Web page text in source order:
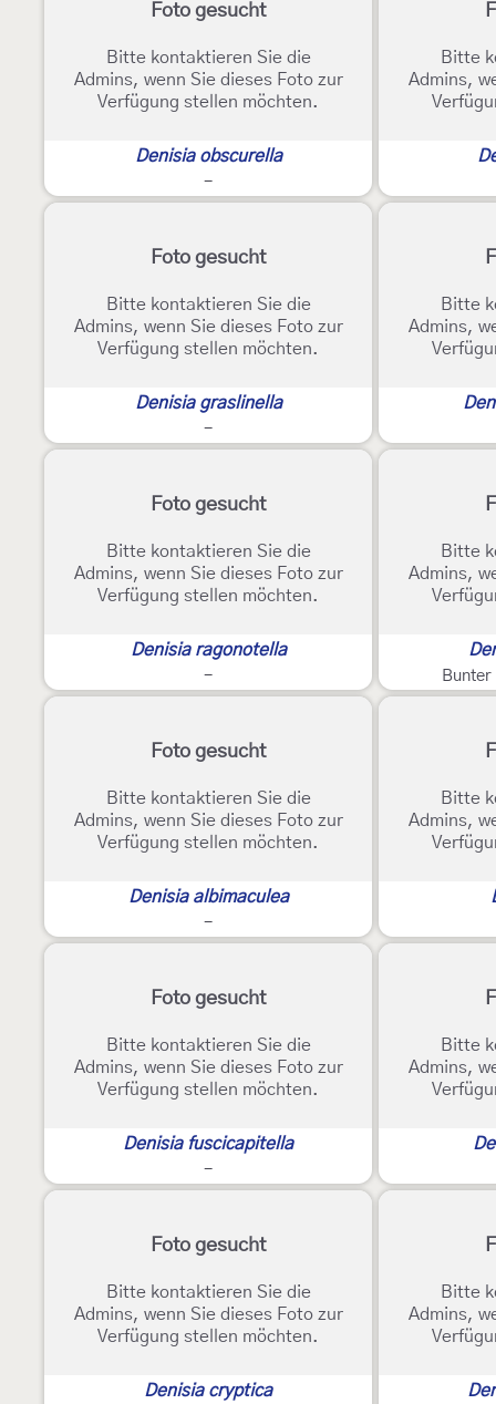
Foto gesucht
Bitte kontaktieren Sie die
Admins, wenn Sie dieses Foto zur
Verfügung stellen möchten.
Denisia obscurella
-
Bitte
Admins,
Foto gesucht
Bitte kontaktieren Sie die
Admins, wenn Sie dieses Foto zur
Verfügung stellen möchten.
Denisia graslinella
-
Bitte
Admins,
Foto gesucht
Bitte kontaktieren Sie die
Admins, wenn Sie dieses Foto zur
Verfügung stellen möchten.
Denisia ragonotella
-
Bitte
Admins,
Foto gesucht
Bitte kontaktieren Sie die
Admins, wenn Sie dieses Foto zur
Verfügung stellen möchten.
Denisia albimaculea
-
Bitte
Admins,
Foto gesucht
Bitte kontaktieren Sie die
Admins, wenn Sie dieses Foto zur
Verfügung stellen möchten.
Denisia fuscicapitella
-
Bitte
Admins,
Foto gesucht
Bitte kontaktieren Sie die
Admins, wenn Sie dieses Foto zur
Verfügung stellen möchten.
Denisia cryptica
Bitte
Admins,